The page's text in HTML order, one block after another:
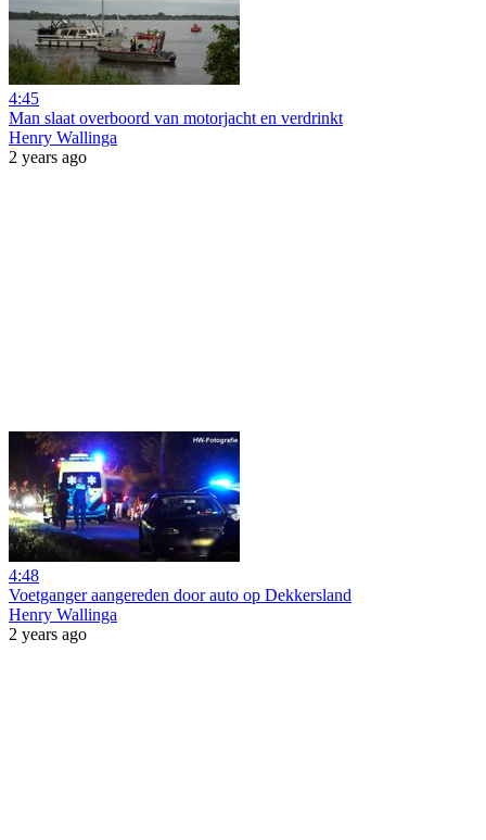
4:45
Man slaat overboord van motorjacht en verdrinkt
Henry Wallinga
2 years ago
4:48
Voetganger aangereden door auto op Dekkersland
Henry Wallinga
2 years ago